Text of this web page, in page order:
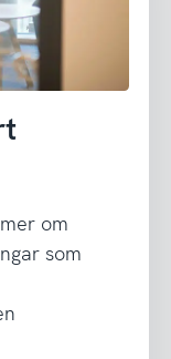
om
som